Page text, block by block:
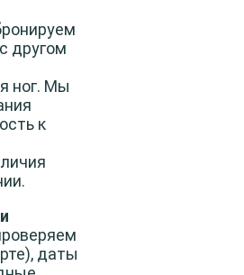
другом
ног. Мы
к
даты